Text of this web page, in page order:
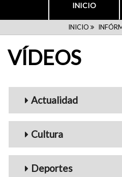
INICIO
RUTA
DE
INICIO
VÍDEOS
Menu_Videos
Actualidad
Cultura
Deportes